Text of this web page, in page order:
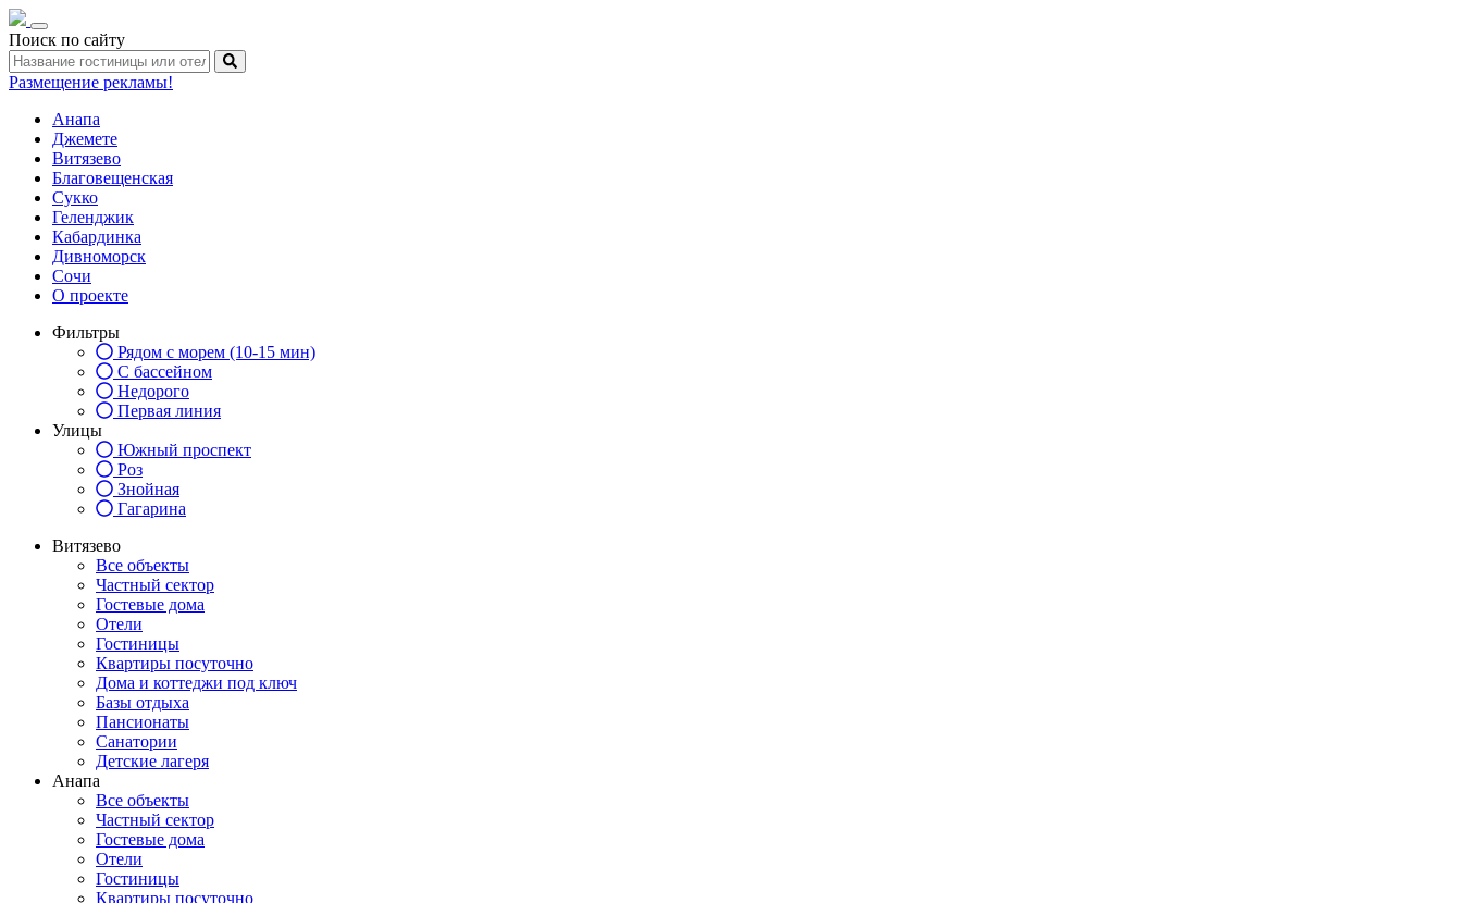
Toggle
navigation
Поиск по сайту
Размещение рекламы!
Анапа
Джемете
Витязево
Благовещенская
Сукко
Геленджик
Кабардинка
Дивноморск
Сочи
О проекте
Фильтры
Рядом с морем (10-15 мин)
С бассейном
Недорого
Первая линия
Улицы
Южный проспект
Роз
Знойная
Гагарина
Витязево
Все объекты
Частный сектор
Гостевые дома
Отели
Гостиницы
Квартиры посуточно
Дома и коттеджи под ключ
Базы отдыха
Пансионаты
Санатории
Детские лагеря
Анапа
Все объекты
Частный сектор
Гостевые дома
Отели
Гостиницы
Квартиры посуточно